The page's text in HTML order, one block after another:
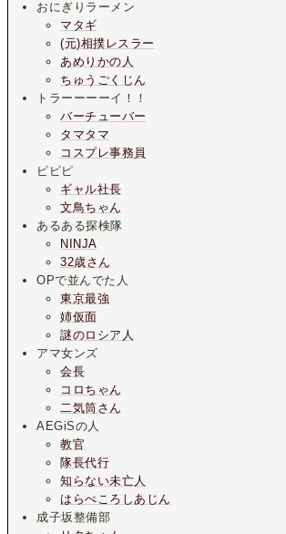
おにぎりラーメン
マタギ
(元)相撲レスラー
あめりかの人
ちゅうごくじん
トラーーーーイ！！
バーチューバー
タマタマ
コスプレ事務員
ピピピ
ギャル社長
文鳥ちゃん
あるある探検隊
NINJA
32歳さん
OPで並んでた人
東京最強
姉仮面
謎のロシア人
アマ女ンズ
会長
コロちゃん
二気筒さん
AEGiSの人
教官
隊長代行
知らない未亡人
はらぺころしあじん
成子坂整備部